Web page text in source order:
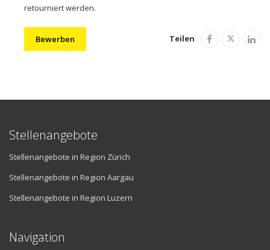
retourniert werden.
Bewerben Teilen
Stellenangebote
Stellenangebote in Region Zürich
Stellenangebote in Region Aargau
Stellenangebote in Region Luzern
Navigation